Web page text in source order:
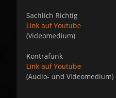
Sachlich Richtig
Link auf Youtube
(Videomedium)
Kontrafunk
Link auf Youtube
(Audio- und Videomedium)